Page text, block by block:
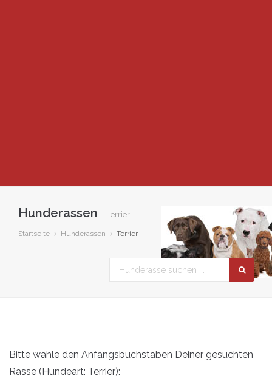
Hunderassen Terrier
Startseite Hunderassen Terrier
Bitte wähle den Anfangsbuchstaben Deiner gesuchten
Rasse (Hundeart: Terrier):